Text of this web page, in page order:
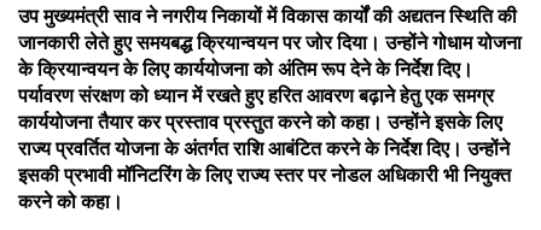
उप मुख्यमंत्री साव ने नगरीय निकायों में विकास कार्यों की अद्यतन स्थिति की
जानकारी लेते हुए समयबद्ध क्रियान्वयन पर जोर दिया। उन्होंने गोधाम योजना
के क्रियान्वयन के लिए कार्ययोजना को अंतिम रूप देने के निर्देश दिए।
पर्यावरण संरक्षण को ध्यान में रखते हुए हरित आवरण बढ़ाने हेतु एक समग्र
कार्ययोजना तैयार कर प्रस्ताव प्रस्तुत करने को कहा। उन्होंने इसके लिए
राज्य प्रवर्तित योजना के अंतर्गत राशि आबंटित करने के निर्देश दिए। उन्होंने
इसकी प्रभावी मॉनिटरिंग के लिए राज्य स्तर पर नोडल अधिकारी भी नियुक्त
करने को कहा।